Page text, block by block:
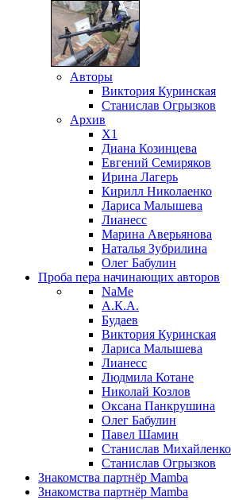
Авторы
Виктория Куринская
Станислав Огрызков
Архив
X1
Диана Козинцева
Евгений Семиряков
Ирина Лагерь
Кирилл Николаенко
Лариса Малышева
Лианесс
Марина Аверьянова
Наталья Зубрилина
Олег Бабулин
Проба пера начинающих авторов
NaMe
А.К.А.
Будаев
Виктория Куринская
Лариса Малышева
Лианесс
Людмила Котане
Николай Козлов
Оксана Панкрушина
Олег Бабулин
Павел Шамин
Станислав Михайленко
Станислав Огрызков
Знакомства партнёр Mamba
Знакомства партнёр Mamba